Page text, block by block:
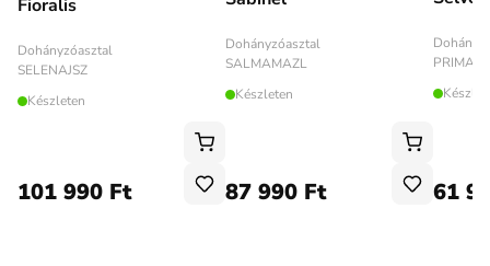
Fioralis
Dohányzóasztal
SELENAJSZ
Készleten
101 990 Ft
Dohányzóasztal
SALMAMAZL
Készleten
87 990 Ft 61